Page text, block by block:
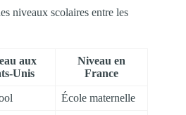
niveaux scolaires entre les
aux
Unis
Niveau en
France
École maternelle